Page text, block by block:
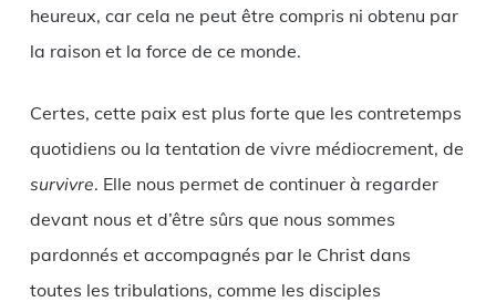
heureux, car cela ne peut être compris ni obtenu par
la raison et la force de ce monde.
Certes, cette paix est plus forte que les contretemps
quotidiens ou la tentation de vivre médiocrement, de
survivre. Elle nous permet de continuer à regarder
devant nous et d’être sûrs que nous sommes
pardonnés et accompagnés par le Christ dans
toutes les tribulations, comme les disciples